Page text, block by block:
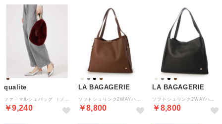
qualite
￥9,240
LA BAGAGERIE
￥8,800
LA BAGAGERIE
￥8,800